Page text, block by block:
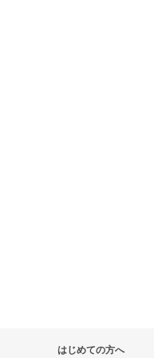
はじめての方へ